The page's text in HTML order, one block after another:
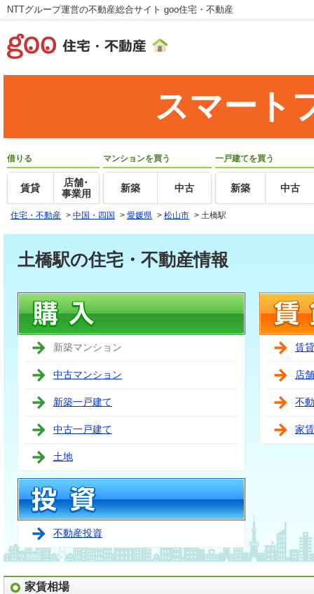
NTTグループ運営の不動産総合サイト goo住宅・不動産
スマート
借りる
賃貸
店舗･
事業用
マンションを買う
新築 中古
一戸建てを買う
新築 中古
住宅・不動産 > 中国・四国 > 愛媛県 > 松山市 > 土橋駅
土橋駅の住宅・不動産情報
新築マンション
中古マンション
新築一戸建て
中古一戸建て
土地
不動産投資
賃
店
不
家
家賃相場